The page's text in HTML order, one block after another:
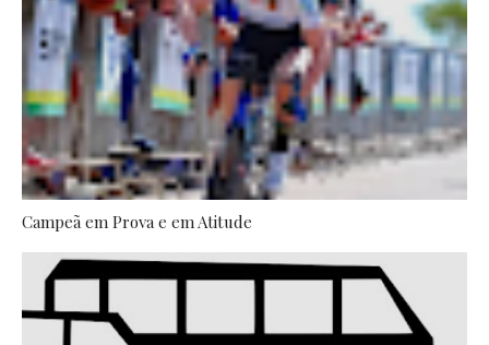
Campeã em Prova e em Atitude